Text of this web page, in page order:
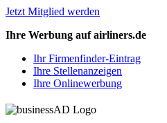
Jetzt Mitglied werden
Ihre Werbung auf airliners.de
Ihr Firmenfinder-Eintrag
Ihre Stellenanzeigen
Ihre Onlinewerbung